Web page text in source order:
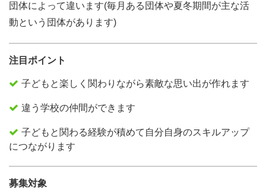
団体によって違います(毎月ある団体や夏冬期間が主な活
動という団体があります)
注目ポイント
子どもと楽しく関わりながら素敵な思い出が作れます
違う学校の仲間ができます
子どもと関わる経験が積めて自分自身のスキルアップ
につながります
募集対象